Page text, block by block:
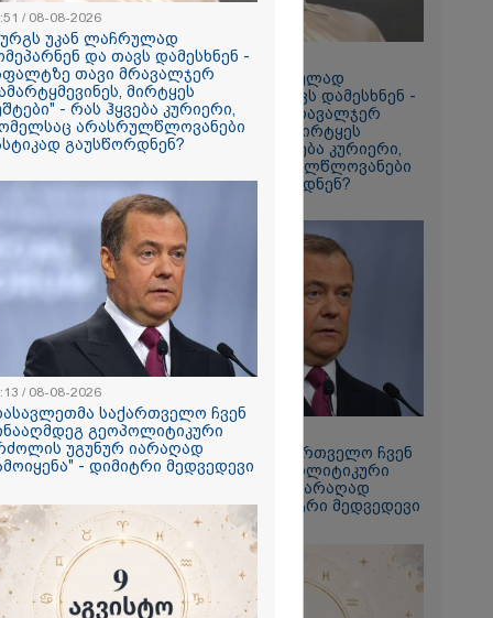
არტ-
ნიკო
IT სკოლის
18:51 / 08-08-2026
"ზურგს უკან ლაჩრულად
მომეპარნენ და თავს დამესხნენ -
ასფალტზე თავი მრავალჯერ
დამარტყმევინეს, მირტყეს
მუშტები" - რას ჰყვება კურიერი,
რომელსაც არასრულწლოვანები
სასტიკად გაუსწორდნენ?
17:13 / 08-08-2026
"დასავლეთმა საქართველო ჩვენ
წინააღმდეგ გეოპოლიტიკური
ბრძოლის უგუნურ იარაღად
გამოიყენა" - დიმიტრი მედვედევი
/ 08-08-2026
უკან ლაჩრულად
და თავს დამესხნენ -
თავი მრავალჯერ
მირტყეს
- რას ჰყვება კურიერი,
არასრულწლოვანები
გაუსწორდნენ?
/ 08-08-2026
საქართველო ჩვენ
გეოპოლიტიკური
უგუნურ იარაღად
- დიმიტრი მედვედევი